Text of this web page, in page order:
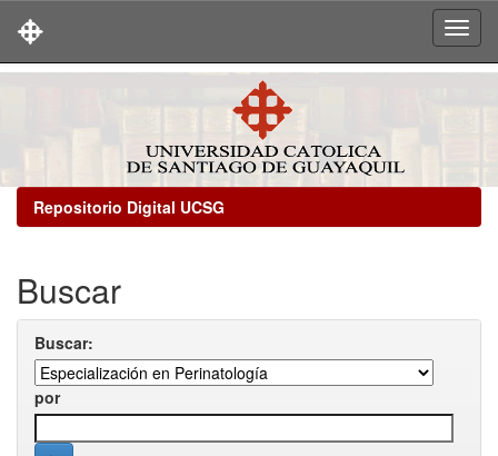
Repositorio Digital UCSG
Buscar
Buscar:
por